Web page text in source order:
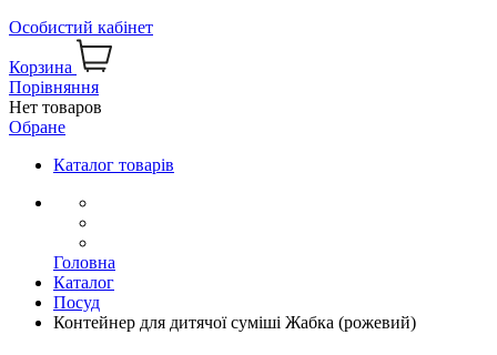
Особистий кабінет
Корзина
Порівняння
Нет товаров
Обране
Каталог товарів
Головна
Каталог
Посуд
Контейнер для дитячої суміші Жабка (рожевий)